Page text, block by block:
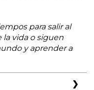
para salir al
la vida o siguen
y aprender a